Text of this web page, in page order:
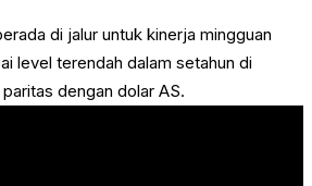
di jalur untuk kinerja mingguan
level terendah dalam setahun di
dengan dolar AS.